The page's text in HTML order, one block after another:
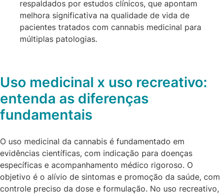
respaldados por estudos clínicos, que apontam
melhora significativa na qualidade de vida de
pacientes tratados com cannabis medicinal para
múltiplas patologias.
Uso medicinal x uso recreativo:
entenda as diferenças
fundamentais
O uso medicinal da cannabis é fundamentado em
evidências científicas, com indicação para doenças
específicas e acompanhamento médico rigoroso. O
objetivo é o alívio de sintomas e promoção da saúde, com
controle preciso da dose e formulação. No uso recreativo,